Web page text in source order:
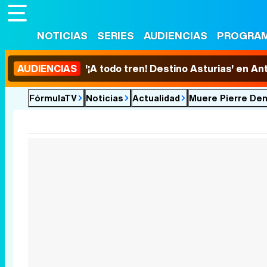
NOTICIAS SERIES AUDIENCIAS
AUDIENCIAS '¡A todo tren! Destino Asturias' en
FórmulaTV Noticias Actualidad Muere Pierre